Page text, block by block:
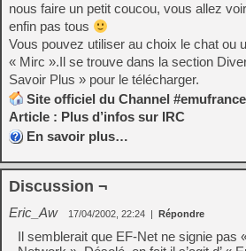
nous faire un petit coucou, vous allez
enfin pas tous
Vous pouvez utiliser au choix le chat ou
« Mirc ».Il se trouve dans la section
Savoir Plus » pour le télécharger.
Site officiel du Channel #emufrance
Article : Plus d’infos sur IRC
En savoir plus…
Discussion ¬
Eric_Aw 17/04/2002, 22:24 | Répondre
Il semblerait que EF-Net ne signie pas